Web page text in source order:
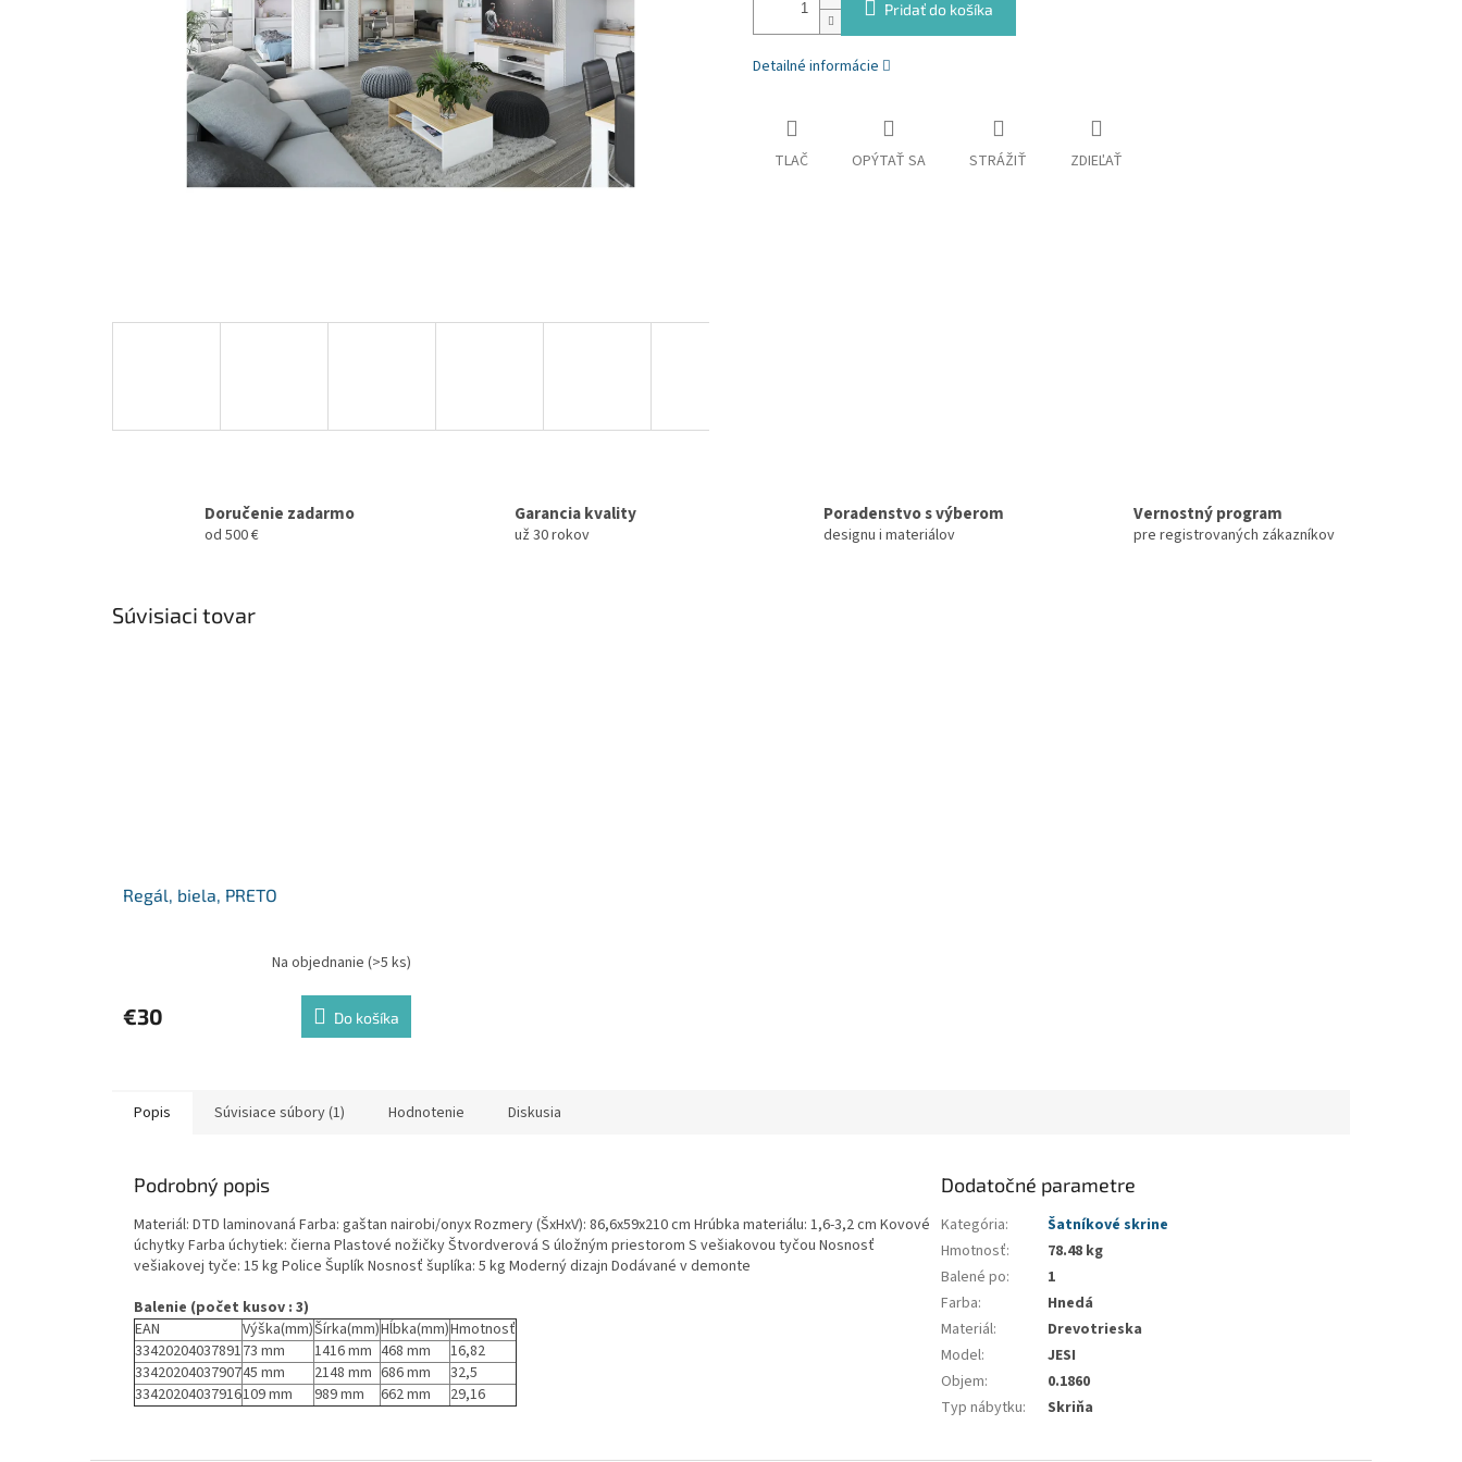
Pridať do košíka
Detailné informácie
TLAČ OPÝTAŤ SA STRÁŽIŤ ZDIEĽAŤ
Doručenie zadarmo
od 500 €
Garancia kvality
už 30 rokov
Poradenstvo s výberom
designu i materiálov
Vernostný program
pre registrovaných zákazníkov
Súvisiaci tovar
Regál, biela, PRETO
Na objednanie (>5 ks)
€30 Do košíka
Popis Súvisiace súbory (1) Hodnotenie Diskusia
Podrobný popis
Materiál: DTD laminovaná Farba: gaštan nairobi/onyx Rozmery (ŠxHxV): 86,6x59x210 cm Hrúbka materiálu: 1,6-3,2 cm Kovové
úchytky Farba úchytiek: čierna Plastové nožičky Štvordverová S úložným priestorom S vešiakovou tyčou Nosnosť
vešiakovej tyče: 15 kg Police Šuplík Nosnosť šuplíka: 5 kg Moderný dizajn Dodávané v demonte
Balenie (počet kusov : 3)
EAN
Výška(mm)Šírka(mm)Hĺbka(mm)Hmotnosť
3342020403789173 mm 1416 mm 468 mm
16,82
3342020403790745 mm 2148 mm 686 mm
32,5
33420204037916109 mm 989 mm 662 mm 29,16
Dodatočné parametre
Kategória:
Šatníkové skrine
Hmotnosť:
78.48 kg
Balené po:
1
Farba:
Hnedá
Materiál:
Drevotrieska
Model:
JESI
Objem:
0.1860
Typ nábytku: Skriňa